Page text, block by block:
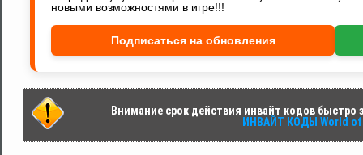
новыми возможностями в игре!!!
Подписаться на обновления
Внимание срок действия инвайт кодов быстро
ИНВАЙТ КОДЫ World